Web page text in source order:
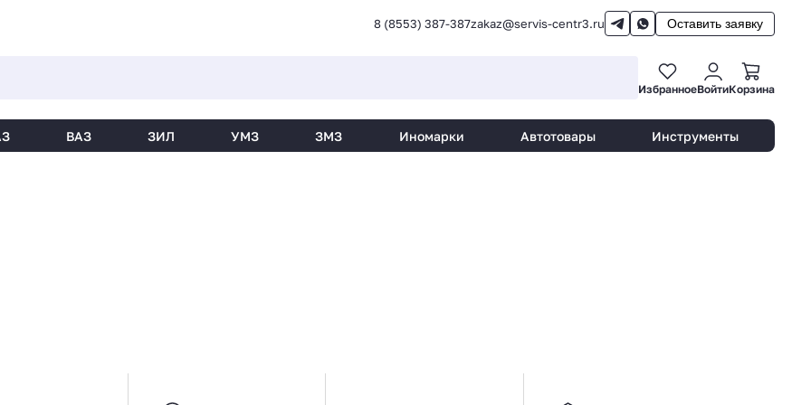
8 (8553) 387-387zakaz@servis-centr3.ru Оставить заявку
ИзбранноеВойтиКорзина
ВАЗ ЗИЛ УМЗ ЗМЗ Иномарки Автотовары Инструменты